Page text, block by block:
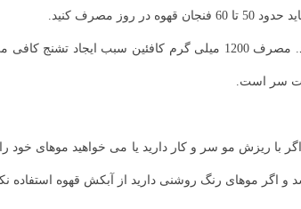
کنید.
سر است.
اگر با ریزش مو سر و کار دارید یا می خواهید موهای
اگر موهای رنگ روشنی دارید از آبکش قهوه استفاده